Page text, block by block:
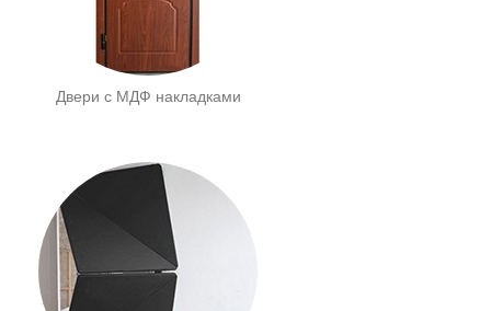
Двери с МДФ накладками